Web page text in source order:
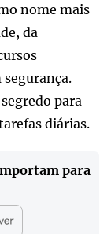
nome mais
da
para
diárias.
para